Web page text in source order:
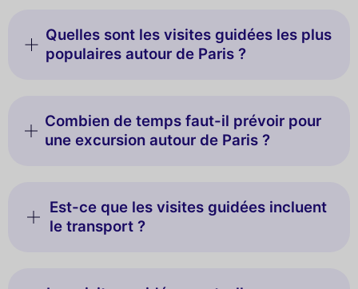
Quelles sont les visites guidées les plus
populaires autour de Paris ?
Combien de temps faut-il prévoir pour
une excursion autour de Paris ?
Est-ce que les visites guidées incluent
le transport ?